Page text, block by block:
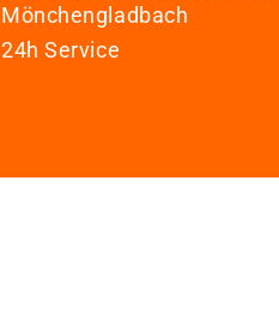
Mönchengladbach
24h Service